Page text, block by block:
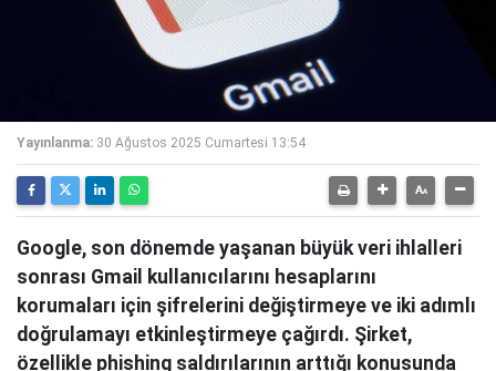
Yayınlanma: 30 Ağustos 2025 Cumartesi 13:54
Google, son dönemde yaşanan büyük veri ihlalleri
sonrası Gmail kullanıcılarını hesaplarını
korumaları için şifrelerini değiştirmeye ve iki adımlı
doğrulamayı etkinleştirmeye çağırdı. Şirket,
özellikle phishing saldırılarının arttığı konusunda